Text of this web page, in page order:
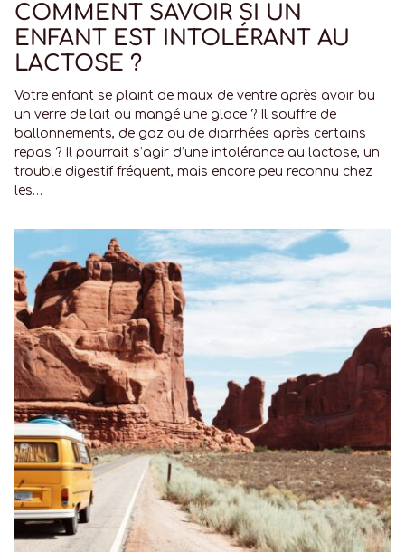
COMMENT SAVOIR SI UN
ENFANT EST INTOLÉRANT AU
LACTOSE ?
Votre enfant se plaint de maux de ventre après avoir bu
un verre de lait ou mangé une glace ? Il souffre de
ballonnements, de gaz ou de diarrhées après certains
repas ? Il pourrait s’agir d’une intolérance au lactose, un
trouble digestif fréquent, mais encore peu reconnu chez
les…